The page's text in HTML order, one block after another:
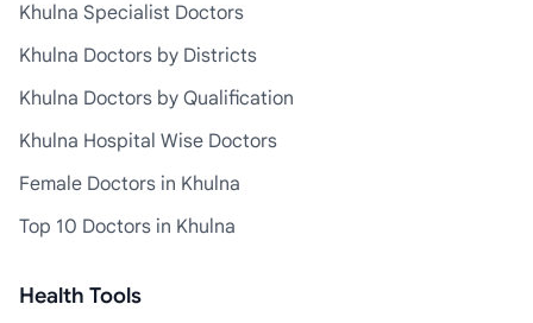
Khulna Specialist Doctors
Khulna Doctors by Districts
Khulna Doctors by Qualification
Khulna Hospital Wise Doctors
Female Doctors in Khulna
Top 10 Doctors in Khulna
Health Tools